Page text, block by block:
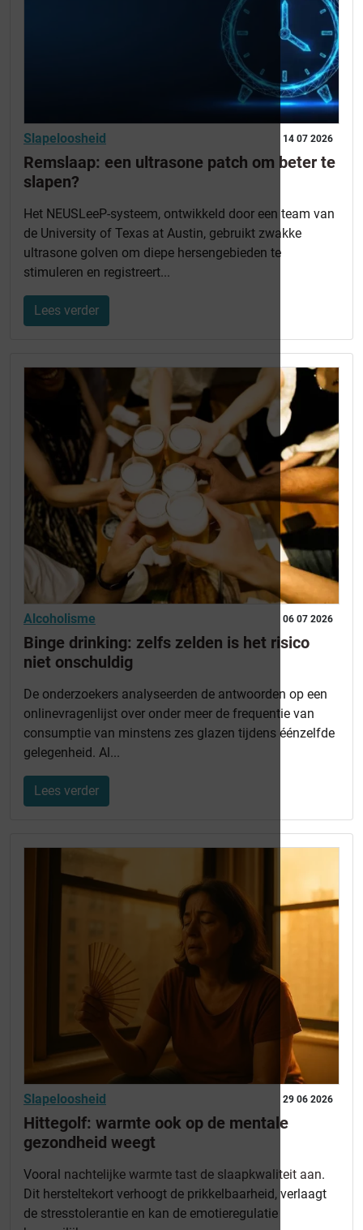
14 07 2026
Slapeloosheid
Remslaap: een ultrasone patch om beter te
slapen?
Het NEUSLeeP-systeem, ontwikkeld door een team van
de University of Texas at Austin, gebruikt zwakke
ultrasone golven om diepe hersengebieden te
stimuleren en registreert...
Lees verder
06 07 2026
Alcoholisme
Binge drinking: zelfs zelden is het risico
niet onschuldig
De onderzoekers analyseerden de antwoorden op een
onlinevragenlijst over onder meer de frequentie van
consumptie van minstens zes glazen tijdens éénzelfde
gelegenheid. Al...
Lees verder
29 06 2026
Slapeloosheid
Hittegolf: warmte ook op de mentale
gezondheid weegt
Vooral nachtelijke warmte tast de slaapkwaliteit aan.
Dit hersteltekort verhoogt de prikkelbaarheid, verlaagt
de stresstolerantie en kan de emotieregulatie